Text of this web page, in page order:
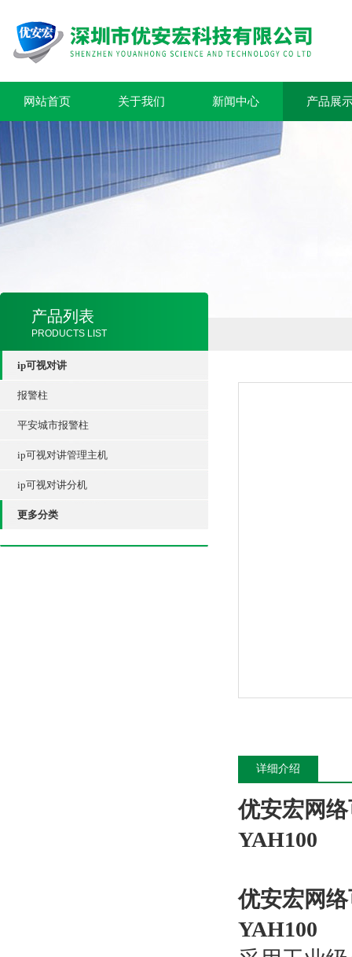
网站首页 关于我们 新闻中心 产品展
产品列表
PRODUCTS LIST
ip可视对讲
报警柱
平安城市报警柱
ip可视对讲管理主机
ip可视对讲分机
更多分类
详细介绍
优安宏网
YAH100
优安宏网
YAH100